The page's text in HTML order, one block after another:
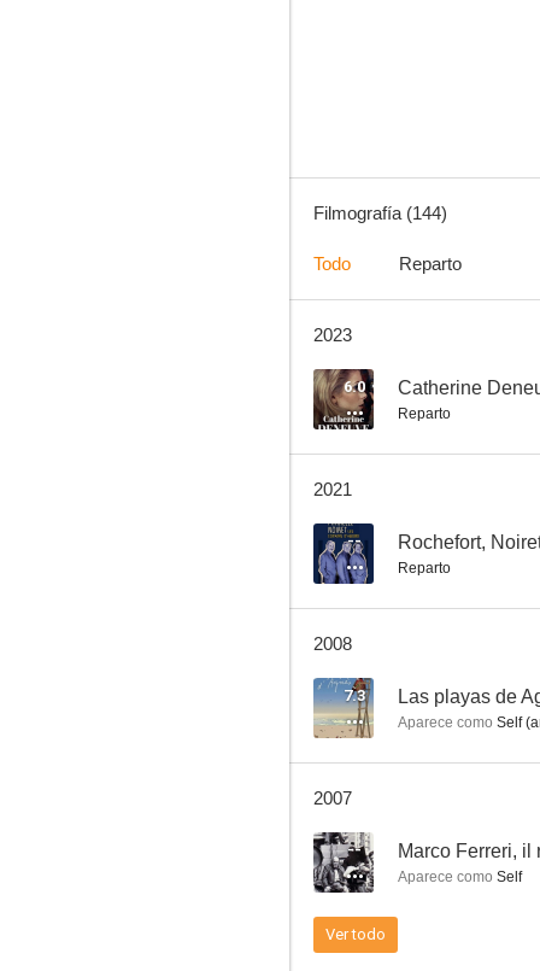
Los 3 amantes de Aurora
7.3
Filmografía (144)
Todo Reparto
2023
6.0 Catherine
Reparto
2021
-- Rochefort,
Reparto
2008
7.3 Las playas de
Aparece como Self
2007
-- Marco Ferreri, il
Aparece como Self
Ver todo